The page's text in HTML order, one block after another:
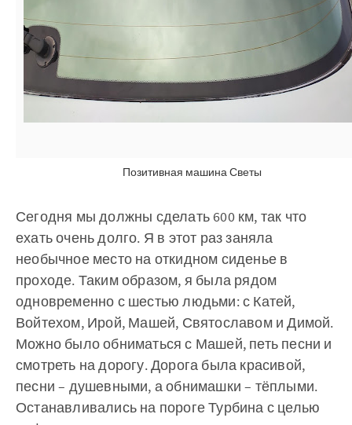
Позитивная машина Светы
Сегодня мы должны сделать 600 км, так что
ехать очень долго. Я в этот раз заняла
необычное место на откидном сиденье в
проходе. Таким образом, я была рядом
одновременно с шестью людьми: с Катей,
Войтехом, Ирой, Машей, Святославом и Димой.
Можно было обниматься с Машей, петь песни и
смотреть на дорогу. Дорога была красивой,
песни – душевными, а обнимашки – тёплыми.
Останавливались на пороге Турбина с целью